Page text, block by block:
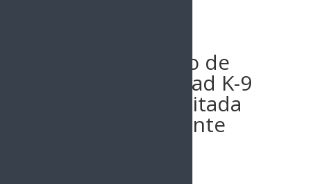
Cuenta Gobierno de
Sonora con unidad K-9
de la PESP acreditada
internacionalmente